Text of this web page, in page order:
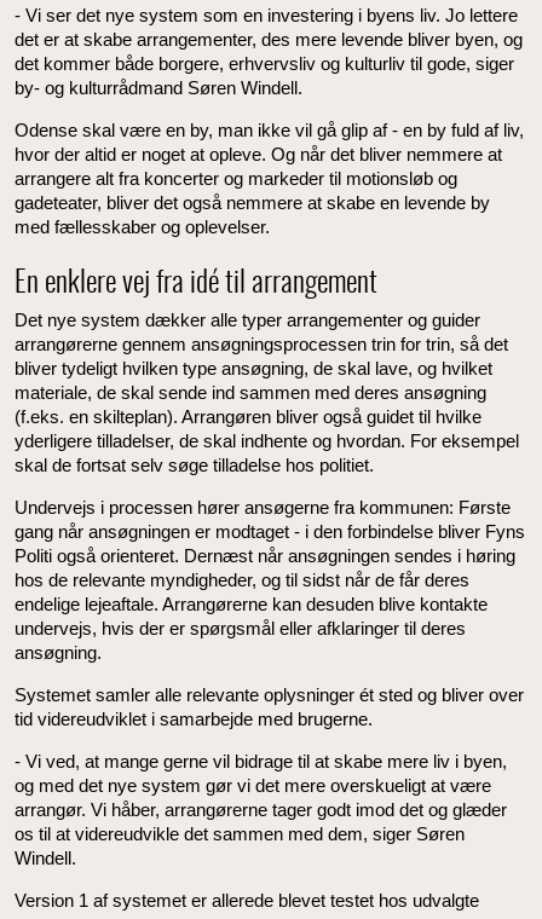
- ‎Vi ser det nye system som en investering i byens liv. Jo lettere
det er at skabe arrangementer, des mere levende bliver byen, og
det kommer både borgere, erhvervsliv og kulturliv til gode, siger
by- og kulturrådmand Søren Windell.
Odense skal være en by, man ikke vil gå glip af - en by fuld af liv,
hvor der altid er noget at opleve. Og når det bliver nemmere at
arrangere alt fra koncerter og markeder til motionsløb og
gadeteater, bliver det også nemmere at skabe en levende by
med fællesskaber og oplevelser.
En enklere vej fra idé til arrangement
Det nye system dækker alle typer arrangementer og guider
arrangørerne gennem ansøgningsprocessen trin for trin, så det
bliver tydeligt hvilken type ansøgning, de skal lave, og hvilket
materiale, de skal sende ind sammen med deres ansøgning
(f.eks. en skilteplan). Arrangøren bliver også guidet til hvilke
yderligere tilladelser, de skal indhente og hvordan. For eksempel
skal de fortsat selv søge tilladelse hos politiet.
Undervejs i processen hører ansøgerne fra kommunen: Første
gang når ansøgningen er modtaget - i den forbindelse bliver Fyns
Politi også orienteret. Dernæst når ansøgningen sendes i høring
hos de relevante myndigheder, og til sidst når de får deres
endelige lejeaftale. Arrangørerne kan desuden blive kontakte
undervejs, hvis der er spørgsmål eller afklaringer til deres
ansøgning.
Systemet samler alle relevante oplysninger ét sted og bliver over
tid videreudviklet i samarbejde med brugerne.
- Vi ved, at mange gerne vil bidrage til at skabe mere liv i byen,
og med det nye system gør vi det mere overskueligt at være
arrangør. Vi håber, arrangørerne tager godt imod det og glæder
os til at videreudvikle det sammen med dem, siger Søren
Windell.
Version 1 af systemet er allerede blevet testet hos udvalgte